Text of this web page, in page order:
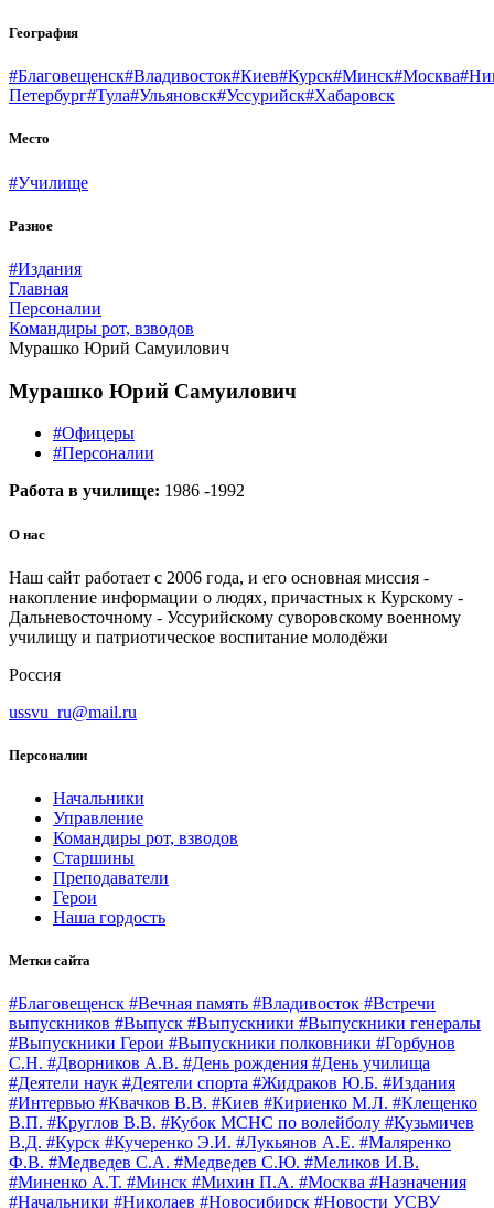
География
#Благовещенск#Владивосток#Киев#Курск#Минск#Москва
Петербург#Тула#Ульяновск#Уссурийск#Хабаровск
Место
#Училище
Разное
#Издания
Главная
Персоналии
Командиры рот, взводов
Мурашко Юрий Самуилович
Мурашко Юрий Самуилович
#Офицеры
#Персоналии
Работа в училище: 1986 -1992
О нас
Наш сайт работает с 2006 года, и его основная миссия -
накопление информации о людях, причастных к Курскому -
Дальневосточному - Уссурийскому суворовскому военному
училищу и патриотическое воспитание молодёжи
Россия
ussvu_ru@mail.ru
Персоналии
Начальники
Управление
Командиры рот, взводов
Старшины
Преподаватели
Герои
Наша гордость
Метки сайта
#Благовещенск #Вечная память #Владивосток #Встречи
выпускников #Выпуск #Выпускники #Выпускники генералы
#Выпускники Герои #Выпускники полковники #Горбунов
С.Н. #Дворников А.В. #День рождения #День училища
#Деятели наук #Деятели спорта #Жидраков Ю.Б. #Издания
#Интервью #Квачков В.В. #Киев #Кириенко М.Л. #Клещенко
В.П. #Круглов В.В. #Кубок МСНС по волейболу #Кузьмичев
В.Д. #Курск #Кучеренко Э.И. #Лукьянов А.Е. #Маляренко
Ф.В. #Медведев С.А. #Медведев С.Ю. #Меликов И.В.
#Миненко А.Т. #Минск #Михин П.А. #Москва #Назначения
#Начальники #Николаев #Новосибирск #Новости УСВУ